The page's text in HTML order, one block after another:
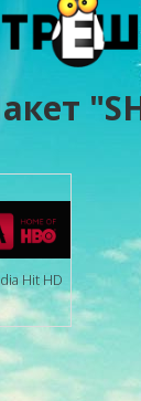
Hit HD